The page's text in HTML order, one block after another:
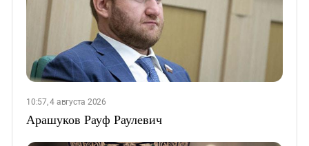
10:57, 4 августа 2026
Арашуков Рауф Раулевич